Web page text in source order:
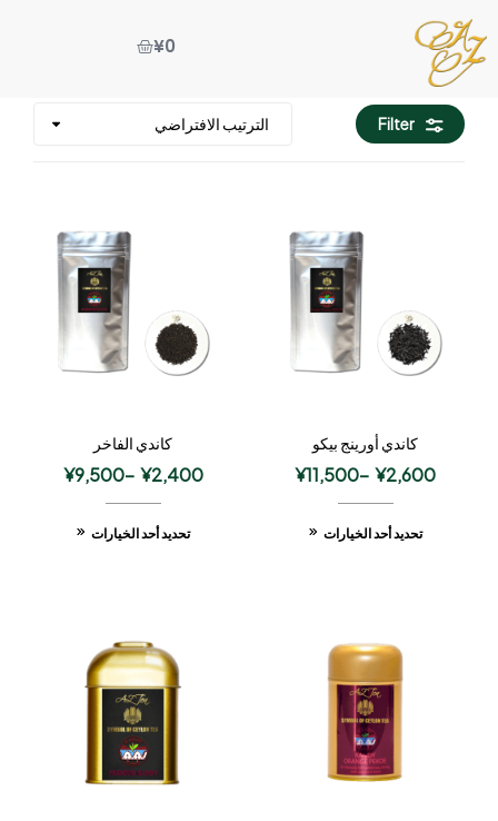
¥0
Filter
كاندي أورينج بيكو
¥2,600
–
¥11,500
تحديد أحد الخيارات
كاندي الفاخر
¥2,400
–
¥9,500
تحديد أحد الخيارات